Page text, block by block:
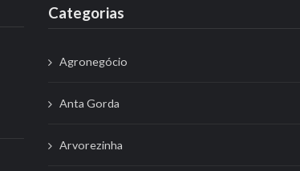
Categorias
Agronegócio
Anta Gorda
Arvorezinha